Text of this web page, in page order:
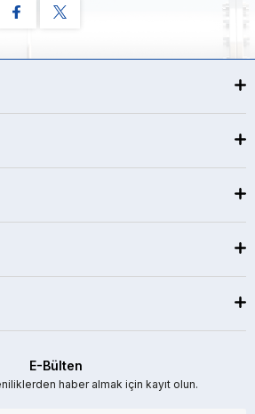
E-Bülten
haber almak için kayıt olun.